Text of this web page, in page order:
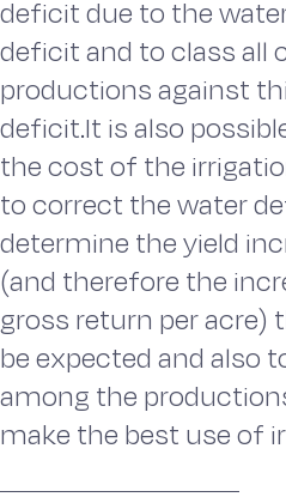
deficit due to the
deficit and to class all
productions against
deficit.It is also
the cost of the
to correct the water
determine the yield
(and therefore the
gross return per acre)
be expected and also
among the
make the best use of